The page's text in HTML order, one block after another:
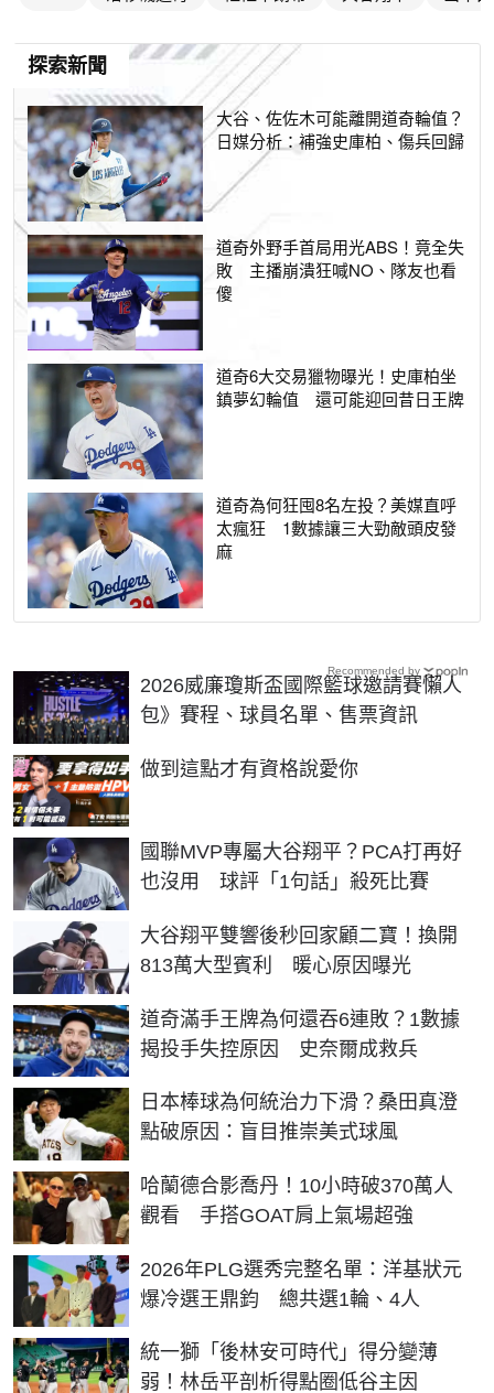
探索新聞
大谷、佐佐木可能離開道奇輪值？
日媒分析：補強史庫柏、傷兵回歸
道奇外野手首局用光ABS！竟全失
敗 主播崩潰狂喊NO、隊友也看
傻
道奇6大交易獵物曝光！史庫柏坐
鎮夢幻輪值 還可能迎回昔日王牌
道奇為何狂囤8名左投？美媒直呼
太瘋狂 1數據讓三大勁敵頭皮發
麻
2026威廉瓊斯盃國際籃球邀請賽懶人
包》賽程、球員名單、售票資訊
做到這點才有資格說愛你
PR
國聯MVP專屬大谷翔平？PCA打再好
也沒用 球評「1句話」殺死比賽
大谷翔平雙響後秒回家顧二寶！換開
813萬大型賓利 暖心原因曝光
道奇滿手王牌為何還吞6連敗？1數據
揭投手失控原因 史奈爾成救兵
日本棒球為何統治力下滑？桑田真澄
點破原因：盲目推崇美式球風
哈蘭德合影喬丹！10小時破370萬人
觀看 手搭GOAT肩上氣場超強
2026年PLG選秀完整名單：洋基狀元
爆冷選王鼎鈞 總共選1輪、4人
統一獅「後林安可時代」得分變薄
弱！林岳平剖析得點圈低谷主因
Recommended by